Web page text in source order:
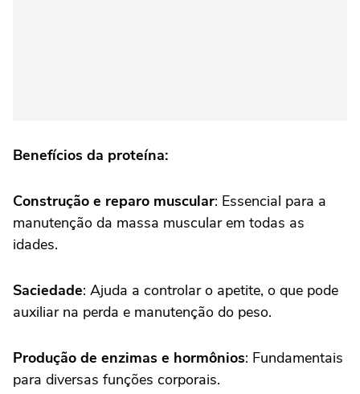
Benefícios da proteína:
Construção e reparo muscular: Essencial para a
manutenção da massa muscular em todas as
idades.
Saciedade: Ajuda a controlar o apetite, o que pode
auxiliar na perda e manutenção do peso.
Produção de enzimas e hormônios: Fundamentais
para diversas funções corporais.